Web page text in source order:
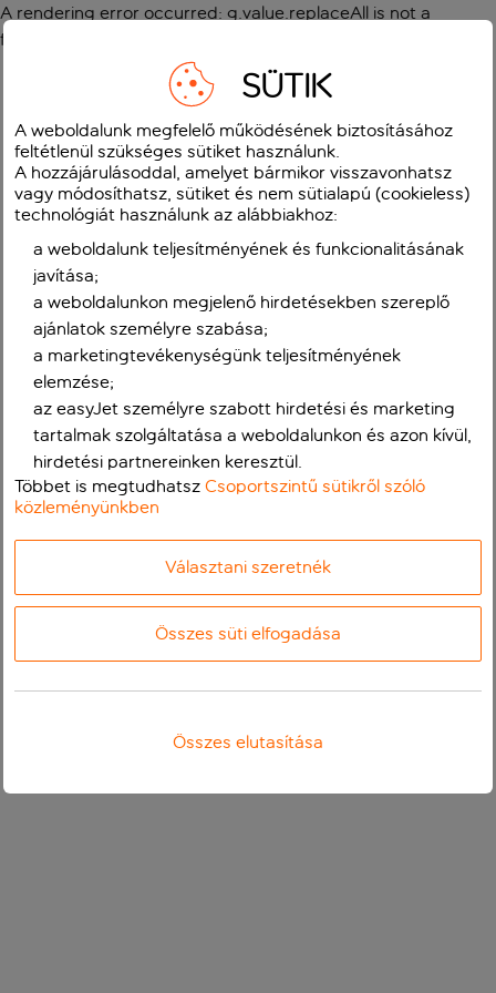
A rendering error occurred: g.value.replaceAll is not a
function
SÜTIK
A weboldalunk megfelelő működésének biztosításához
feltétlenül szükséges sütiket használunk.
A hozzájárulásoddal, amelyet bármikor visszavonhatsz
vagy módosíthatsz, sütiket és nem sütialapú (cookieless)
technológiát használunk az alábbiakhoz:
a weboldalunk teljesítményének és funkcionalitásának
javítása;
a weboldalunkon megjelenő hirdetésekben szereplő
ajánlatok személyre szabása;
a marketingtevékenységünk teljesítményének
elemzése;
az easyJet személyre szabott hirdetési és marketing
tartalmak szolgáltatása a weboldalunkon és azon kívül,
hirdetési partnereinken keresztül.
Többet is megtudhatszCsoportszintű sütikről szóló
közleményünkben
Választani szeretnék
Összes süti elfogadása
Összes elutasítása